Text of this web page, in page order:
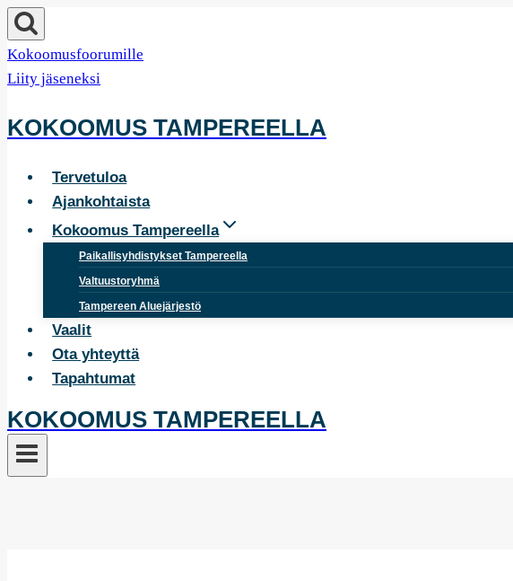
Siirry
sisältöön
Kokoomusfoorumille
Liity jäseneksi
KOKOOMUS TAMPEREELLA
Tervetuloa
Ajankohtaista
Kokoomus Tampereella
Paikallisyhdistykset Tampereella
Valtuustoryhmä
Tampereen Aluejärjestö
Vaalit
Ota yhteyttä
Tapahtumat
KOKOOMUS TAMPEREELLA